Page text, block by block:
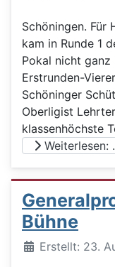
Schöningen. Für
kam in Runde 1
Pokal nicht ganz
Erstrunden-
Schöninger
Oberligist
klassenhöchste
Weiterlesen:
Bühne
DetailsErstellt: 23.